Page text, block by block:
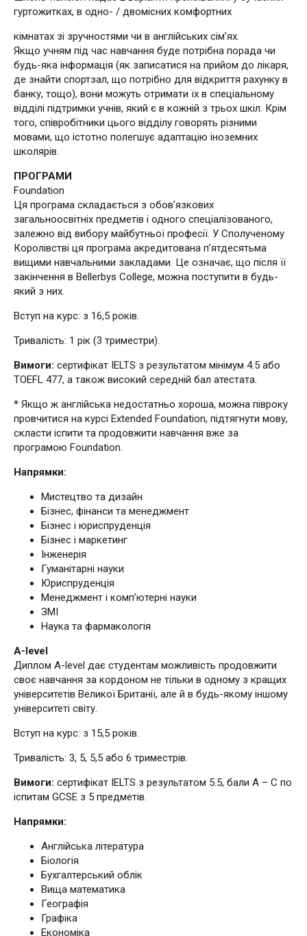
гуртожитках, в одно- / двомісних комфортних
кімнатах зі зручностями чи в англійських сім’ях.
Якщо учням під час навчання буде потрібна порада чи
будь-яка інформація (як записатися на прийом до лікаря,
де знайти спортзал, що потрібно для відкриття рахунку в
банку, тощо), вони можуть отримати їх в спеціальному
відділі підтримки учнів, який є в кожній з трьох шкіл. Крім
того, співробітники цього відділу говорять різними
мовами, що істотно полегшує адаптацію іноземних
школярів.
ПРОГРАМИ
Foundation
Ця програма складається з обов’язкових
загальноосвітніх предметів і одного спеціалізованого,
залежно від вибору майбутньої професії. У Сполученому
Королівстві ця програма акредитована п’ятдесятьма
вищими навчальними закладами. Це означає, що після її
закінчення в Bellerbys College, можна поступити в будь-
який з них.
Вступ на курс: з 16,5 років.
Тривалість: 1 рік (3 триместри).
Вимоги: сертифікат IELTS з результатом мінімум 4.5 або
TOEFL 477, а також високий середній бал атестата.
* Якщо ж англійська недостатньо хороша, можна півроку
провчитися на курсі Extended Foundation, підтягнути мову,
скласти іспити та продовжити навчання вже за
програмою Foundation.
Напрямки:
Мистецтво та дизайн
Бізнес, фінанси та менеджмент
Бізнес і юриспруденція
Бізнес і маркетинг
Інженерія
Гуманітарні науки
Юриспруденція
Менеджмент і комп’ютерні науки
ЗМІ
Наука та фармакологія
A-level
Диплом A-level дає студентам можливість продовжити
своє навчання за кордоном не тільки в одному з кращих
університетів Великої Британії, але й в будь-якому іншому
університеті світу.
Вступ на курс: з 15,5 років.
Тривалість: 3, 5, 5,5 або 6 триместрів.
Вимоги: сертифікат IELTS з результатом 5.5, бали A – C по
іспитам GCSE з 5 предметів.
Напрямки:
Англійська література
Біологія
Бухгалтерський облік
Вища математика
Географія
Графіка
Економіка